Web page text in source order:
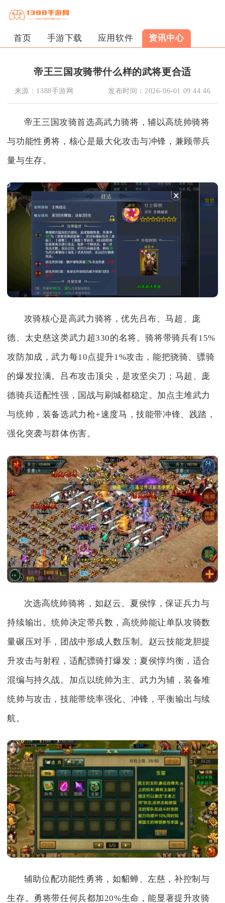
首页 手游下载 应用软件 资讯中心
帝王三国攻骑带什么样的武将更合适
来源： 1388手游网 发布时间： 2026-06-01 09:44:46
帝王三国攻骑首选高武力骑将，辅以高统帅骑将
与功能性勇将，核心是最大化攻击与冲锋，兼顾带兵
量与生存。
攻骑核心是高武力骑将，优先吕布、马超、庞
德、太史慈这类武力超330的名将。骑将带骑兵有15%
攻防加成，武力每10点提升1%攻击，能把骁骑、骠骑
的爆发拉满。吕布攻击顶尖，是攻坚尖刀；马超、庞
德骑兵适配性强，国战与刷城都稳定。加点主堆武力
与统帅，装备选武力枪+速度马，技能带冲锋、践踏，
强化突袭与群体伤害。
次选高统帅骑将，如赵云、夏侯惇，保证兵力与
持续输出。统帅决定带兵数，高统帅能让单队攻骑数
量碾压对手，团战中形成人数压制。赵云技能龙胆提
升攻击与射程，适配骠骑打爆发；夏侯惇均衡，适合
混编与持久战。加点以统帅为主、武力为辅，装备堆
统帅与攻击，技能带统率强化、冲锋，平衡输出与续
航。
辅助位配功能性勇将，如貂蝉、左慈，补控制与
生存。勇将带任何兵都加20%生命，能显著提升攻骑